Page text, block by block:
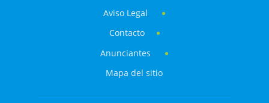
Aviso Legal
Contacto
Anunciantes
Mapa del sitio